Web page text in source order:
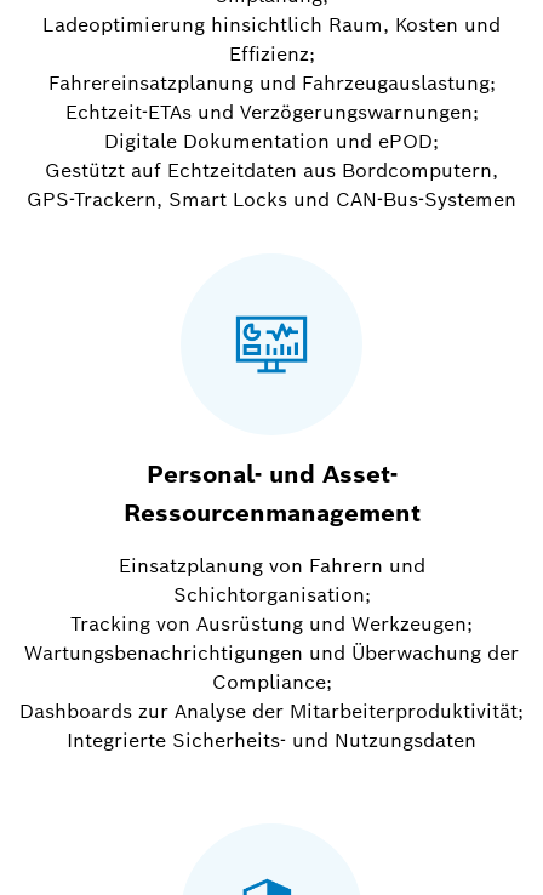
Ladeoptimierung hinsichtlich Raum, Kosten und
Effizienz;
Fahrereinsatzplanung und Fahrzeugauslastung;
Echtzeit-ETAs und Verzögerungswarnungen;
Digitale Dokumentation und ePOD;
Gestützt auf Echtzeitdaten aus Bordcomputern,
GPS-Trackern, Smart Locks und CAN-Bus-Systemen
Personal- und Asset-
Ressourcenmanagement
Einsatzplanung von Fahrern und
Schichtorganisation;
Tracking von Ausrüstung und Werkzeugen;
Wartungsbenachrichtigungen und Überwachung der
Compliance;
Dashboards zur Analyse der Mitarbeiterproduktivität;
Integrierte Sicherheits- und Nutzungsdaten